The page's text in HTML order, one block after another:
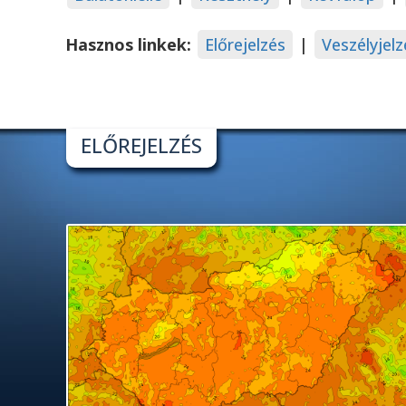
Hasznos linkek: Előrejelzés |
ELŐREJELZÉS